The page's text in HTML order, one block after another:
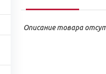
Описание товара